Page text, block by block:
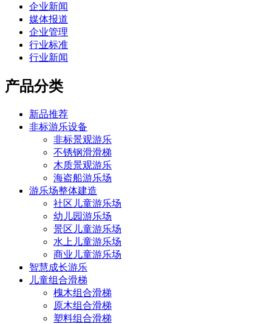
企业新闻
媒体报道
企业管理
行业标准
行业新闻
产品分类
新品推荐
非标游乐设备
非标景观游乐
不锈钢滑滑梯
木质景观游乐
海盗船游乐场
游乐场整体建造
社区儿童游乐场
幼儿园游乐场
景区儿童游乐场
水上儿童游乐场
商业儿童游乐场
智慧成长游乐
儿童组合滑梯
槐木组合滑梯
原木组合滑梯
塑料组合滑梯